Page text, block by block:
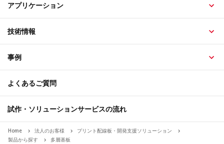
アプリケーション
技術情報
事例
よくあるご質問
試作・ソリューションサービスの流れ
Home 法人のお客様
プリント配線板・開発支援ソリューション
製品から探す
多層基板